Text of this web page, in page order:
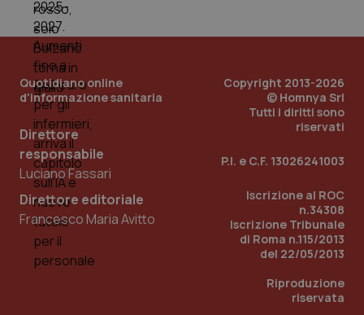
Quotidiano online
d'informazione sanitaria
Direttore
responsabile
Luciano Fassari
Direttore editoriale
Francesco Maria Avitto
Copyright 2013-2026
© Homnya Srl
Tutti i diritti sono
riservati
P.I. e C.F. 13026241003
Iscrizione al ROC
n.34308
Iscrizione Tribunale
di Roma n.115/2013
del 22/05/2013
Riproduzione
riservata
session-id
2
_ga
Google LLC
1